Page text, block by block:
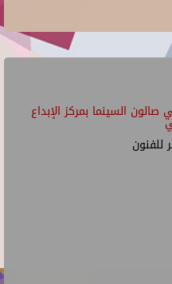
السينما بمركز الإبداع
للفنون